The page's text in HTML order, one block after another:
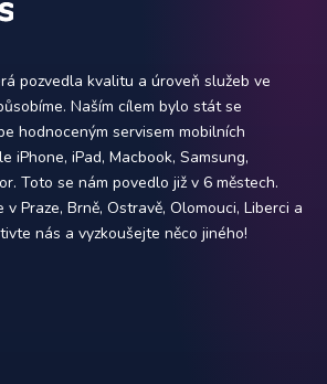
pozvedla kvalitu a úroveň služeb ve
Naším cílem bylo stát se
hodnoceným servisem mobilních
iPhone, iPad, Macbook, Samsung,
Toto se nám povedlo již v 6 městech.
v Praze, Brně, Ostravě, Olomouci, Liberci a
nás a vyzkoušejte něco jiného!